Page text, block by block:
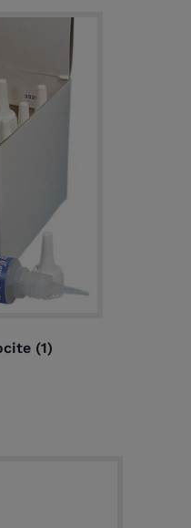
(1)